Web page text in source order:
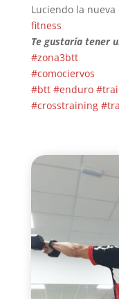
Luciendo la
fitness
Te gustaría tener
#zona3btt
#comociervos
#btt #enduro
#crosstraining